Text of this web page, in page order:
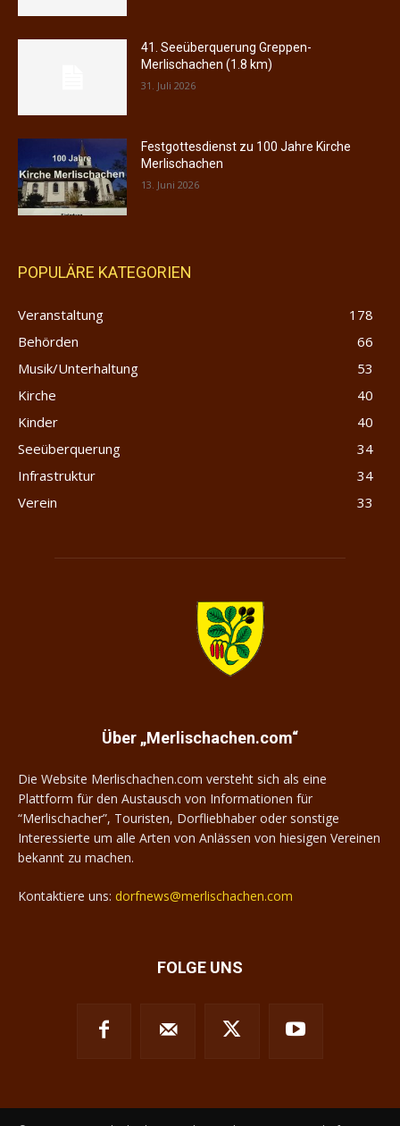
41. Seeüberquerung Greppen-
Merlischachen (1.8 km)
31. Juli 2026
Festgottesdienst zu 100 Jahre Kirche
Merlischachen
13. Juni 2026
POPULÄRE KATEGORIEN
Veranstaltung
178
Behörden
66
Musik/Unterhaltung
53
Kirche
40
Kinder
40
Seeüberquerung
34
Infrastruktur
34
Verein
33
Über „Merlischachen.com“
Die Website Merlischachen.com versteht sich als eine
Plattform für den Austausch von Informationen für
“Merlischacher”, Touristen, Dorfliebhaber oder sonstige
Interessierte um alle Arten von Anlässen von hiesigen Vereinen
bekannt zu machen.
Kontaktiere uns: dorfnews@merlischachen.com
FOLGE UNS